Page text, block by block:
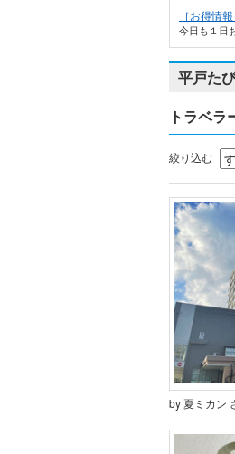
［お得情
今日も１日
平戸た
トラベ
絞り込む
by 夏ミカン